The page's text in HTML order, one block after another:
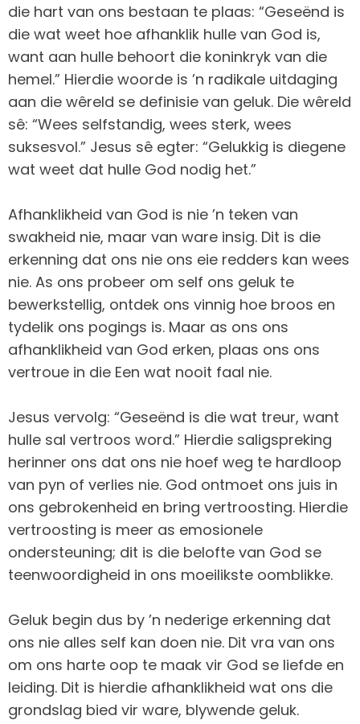
die hart van ons bestaan te plaas: “Geseënd is
die wat weet hoe afhanklik hulle van God is,
want aan hulle behoort die koninkryk van die
hemel.” Hierdie woorde is ’n radikale uitdaging
aan die wêreld se definisie van geluk. Die wêreld
sê: “Wees selfstandig, wees sterk, wees
suksesvol.” Jesus sê egter: “Gelukkig is diegene
wat weet dat hulle God nodig het.”
Afhanklikheid van God is nie ’n teken van
swakheid nie, maar van ware insig. Dit is die
erkenning dat ons nie ons eie redders kan wees
nie. As ons probeer om self ons geluk te
bewerkstellig, ontdek ons vinnig hoe broos en
tydelik ons pogings is. Maar as ons ons
afhanklikheid van God erken, plaas ons ons
vertroue in die Een wat nooit faal nie.
Jesus vervolg: “Geseënd is die wat treur, want
hulle sal vertroos word.” Hierdie saligspreking
herinner ons dat ons nie hoef weg te hardloop
van pyn of verlies nie. God ontmoet ons juis in
ons gebrokenheid en bring vertroosting. Hierdie
vertroosting is meer as emosionele
ondersteuning; dit is die belofte van God se
teenwoordigheid in ons moeilikste oomblikke.
Geluk begin dus by ’n nederige erkenning dat
ons nie alles self kan doen nie. Dit vra van ons
om ons harte oop te maak vir God se liefde en
leiding. Dit is hierdie afhanklikheid wat ons die
grondslag bied vir ware, blywende geluk.